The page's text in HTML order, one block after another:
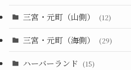
三宮・元町（山側） (12)
三宮・元町（海側） (29)
ハーバーランド (15)